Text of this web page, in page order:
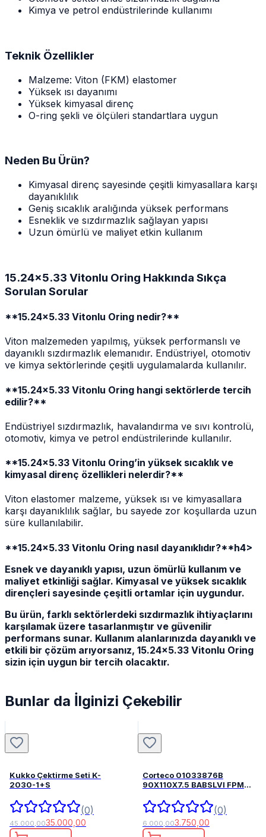
Kimya ve petrol endüstrilerinde kullanımı
Teknik Özellikler
Malzeme: Viton (FKM) elastomer
Yüksek ısı dayanımı
Yüksek kimyasal direnç
O-ring şekli ve ölçüleri standartlara uygun
Neden Bu Ürün?
Kimyasal direnç sayesinde çeşitli kimyasallara karşı
dayanıklılık
Geniş sıcaklık aralığında yüksek performans
Esneklik ve sızdırmazlık sağlayan yapısı
Uzun ömürlü ve maliyet etkin kullanım
15.24x5.33 Vitonlu Oring Hakkında Sıkça
Sorulan Sorular
**15.24x5.33 Vitonlu Oring nedir?**
Viton malzemeden yapılmış, yüksek performanslı ve
dayanıklı sızdırmazlık elemanıdır. Endüstriyel, otomotiv
ve kimya sektörlerinde çeşitli uygulamalarda kullanılır.
**15.24x5.33 Vitonlu Oring hangi sektörlerde tercih
edilir?**
Endüstriyel sızdırmazlık, havalandırma ve sıvı kontrolü,
otomotiv, kimya ve petrol endüstrilerinde kullanılır.
**15.24x5.33 Vitonlu Oring’in yüksek sıcaklık ve
kimyasal direnç özellikleri nelerdir?**
Viton elastomer malzeme, yüksek ısı ve kimyasallara
karşı dayanıklılık sağlar, bu sayede zor koşullarda uzun
süre kullanılabilir.
**15.24x5.33 Vitonlu Oring nasıl dayanıklıdır?**h4>
Esnek ve dayanıklı yapısı, uzun ömürlü kullanım ve
maliyet etkinliği sağlar. Kimyasal ve yüksek sıcaklık
dirençleri sayesinde çeşitli ortamlar için uygundur.
Bu ürün, farklı sektörlerdeki sızdırmazlık ihtiyaçlarını
karşılamak üzere tasarlanmıştır ve güvenilir
performans sunar. Kullanım alanlarınızda dayanıklı ve
etkili bir çözüm arıyorsanız, 15.24x5.33 Vitonlu Oring
sizin için uygun bir tercih olacaktır.
Bunlar da İlginizi Çekebilir
Kukko Çektirme Seti K-
2030-1+S
(0)
45.000,0035.000,00
Corteco 01033876B
90X110X7.5 BABSLVI FPM
(0)
6.000,003.750,00